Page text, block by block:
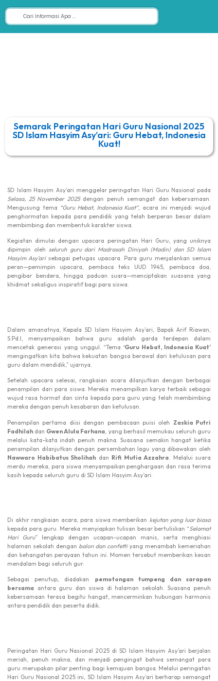
Semarak Peringatan Hari Guru Nasional 2025
SD Islam Hasyim Asy’ari: Guru Hebat, Indonesia
Kuat!
SD Islam Hasyim Asy’ari menggelar peringatan Hari Guru Nasional pada
Selasa, 25 November 2025dengan penuh semangat dan kebersamaan.
Mengusung tema “Guru Hebat, Indonesia Kuat”, acara ini menjadi wujud
penghormatan kepada para pendidik yang telah berperan besar dalam
membimbing dan membentuk karakter siswa.
Kegiatan dimulai dengan upacara peringatan Hari Guru, yang uniknya
dipimpin oleh seluruh guru dari Madrasah Diniyah (Madin) dan SD Islam
Hasyim Asy’arisebagai petugas upacara. Para guru menjalankan semua
peran—pemimpin upacara, pembaca teks UUD 1945, pembaca doa,
pengibar bendera, hingga paduan suara—menciptakan suasana yang
khidmat sekaligus inspiratif bagi para siswa.
Dalam amanatnya, Kepala SD Islam Hasyim Asy’ari, Bapak Arif Riawan,
S.Pd.I, menyampaikan bahwa guru adalah garda terdepan dalam
mencetak generasi yang unggul. “Tema ‘Guru Hebat, Indonesia Kuat’
mengingatkan kita bahwa kekuatan bangsa berawal dari ketulusan para
guru dalam mendidik,” ujarnya.
Setelah upacara selesai, rangkaian acara dilanjutkan dengan berbagai
penampilan dari para siswa. Mereka menampilkan karya terbaik sebagai
wujud rasa hormat dan cinta kepada para guru yang telah membimbing
mereka dengan penuh kesabaran dan ketulusan.
Penampilan pertama diisi dengan pembacaan puisi oleh Zaskia Putri
Fadhilah dan Gwen Alula Farhana , yang berhasil memukau seluruh guru
melalui kata-kata indah penuh makna. Suasana semakin hangat ketika
penampilan dilanjutkan dengan persembahan lagu yang dibawakan oleh
Nawwaro Habibatus Sholihah dan Rifi Mutia Azzahra . Melalui suara
merdu mereka, para siswa menyampaikan penghargaan dan rasa terima
kasih kepada seluruh guru di SD Islam Hasyim Asy’ari.
Di akhir rangkaian acara, para siswa memberikan kejutan yang luar biasa
kepada para guru. Mereka menyiapkan tulisan besar bertuliskan “Selamat
Hari Guru” lengkap dengan ucapan-ucapan manis, serta menghiasi
halaman sekolah dengan balon dan confettiyang menambah kemeriahan
dan kehangatan perayaan tahun ini. Momen tersebut memberikan kesan
mendalam bagi seluruh gur.
Sebagai penutup, diadakan pemotongan tumpeng dan sarapan
bersama antara guru dan siswa di halaman sekolah. Suasana penuh
kebersamaan terasa begitu hangat, mencerminkan hubungan harmonis
antara pendidik dan peserta didik.
Peringatan Hari Guru Nasional 2025 di SD Islam Hasyim Asy’ari berjalan
meriah, penuh makna, dan menjadi pengingat bahwa semangat para
guru merupakan pilar penting bagi kemajuan bangsa. Melalui peringatan
Hari Guru Nasional 2025 ini, SD Islam Hasyim Asy’ari berharap semangat